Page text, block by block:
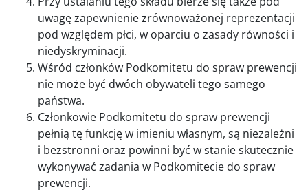
uwagę zapewnienie zrównoważonej reprezentacji
pod względem płci, w oparciu o zasady równości i
niedyskryminacji.
Wśród członków Podkomitetu do spraw prewencji
nie może być dwóch obywateli tego samego
państwa.
Członkowie Podkomitetu do spraw prewencji
pełnią tę funkcję w imieniu własnym, są niezależni
i bezstronni oraz powinni być w stanie skutecznie
wykonywać zadania w Podkomitecie do spraw
prewencji.